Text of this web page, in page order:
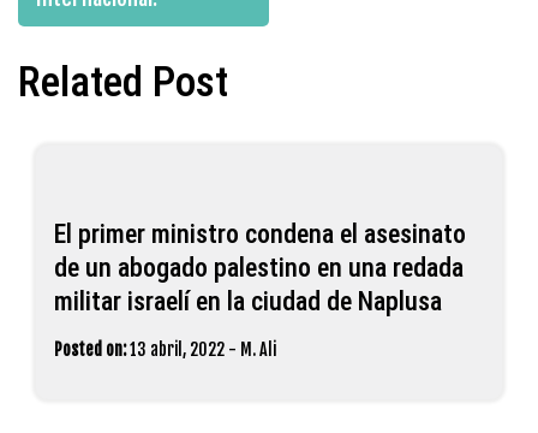
Related Post
El primer ministro condena el asesinato
de un abogado palestino en una redada
militar israelí en la ciudad de Naplusa
Posted on:13 abril, 2022 - M. Ali